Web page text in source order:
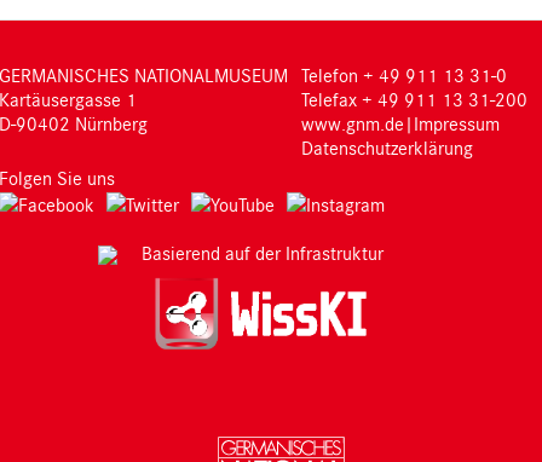
GERMANISCHES NATIONALMUSEUM
Kartäusergasse 1
D-90402 Nürnberg
Telefon + 49 911 13 31-0
Telefax + 49 911 13 31-200
www.gnm.de | Impressum
Datenschutzerklärung
Folgen Sie uns
Basierend auf der Infrastruktur